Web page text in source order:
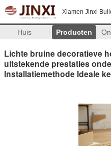
Xiamen Jinxi
Huis Producten
Lichte bruine decoratieve
uitstekende prestaties
Installatiemethode Ideale